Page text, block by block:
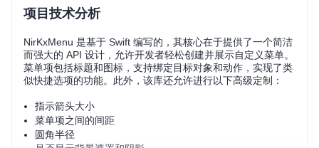
项目技术分析
NirKxMenu 是基于 Swift 编写的，其核心在于提供了一个简洁
而强大的 API 设计，允许开发者轻松创建并展示自定义菜单。
菜单项包括标题和图标，支持绑定目标对象和动作，实现了类
似快捷选项的功能。此外，该库还允许进行以下高级定制：
指示箭头大小
菜单项之间的间距
圆角半径